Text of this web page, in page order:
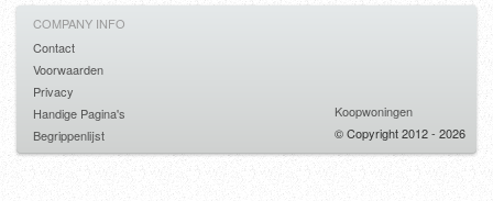
COMPANY INFO
Contact
Voorwaarden
Privacy
Handige Pagina's
Begrippenlijst
Koopwoningen
© Copyright 2012 - 2026